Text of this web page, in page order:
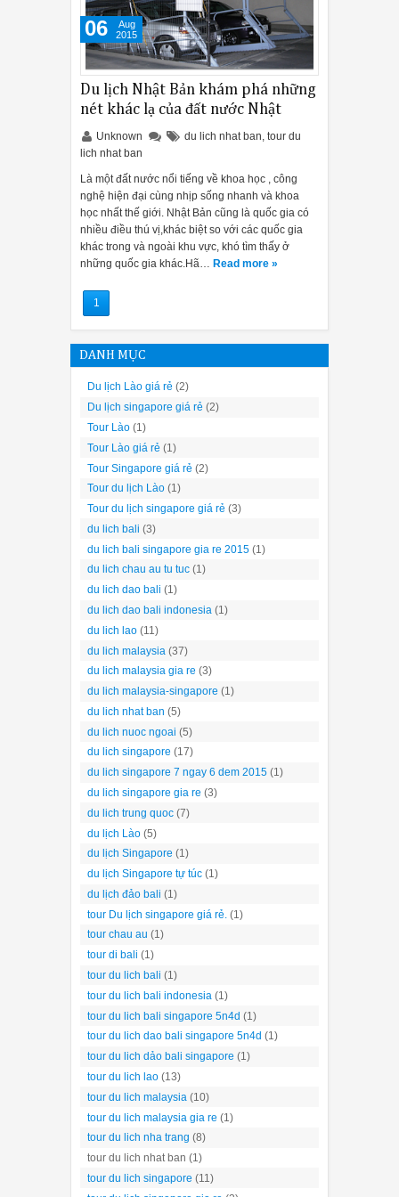
Du lịch Nhật Bản khám phá những
nét khác lạ của đất nước Nhật
Unknown du lich nhat ban, tour du
lich nhat ban
Là một đất nước nổi tiếng về khoa học , công
nghệ hiện đại cùng nhịp sống nhanh và khoa
học nhất thế giới. Nhật Bản cũng là quốc gia có
nhiều điều thú vị,khác biệt so với các quốc gia
khác trong và ngoài khu vực, khó tìm thấy ở
những quốc gia khác.Hã… Read more »
06
Aug
2015
1
DANH MỤC
Du lịch Lào giá rẻ (2)
Du lịch singapore giá rẻ (2)
Tour Lào (1)
Tour Lào giá rẻ (1)
Tour Singapore giá rẻ (2)
Tour du lịch Lào (1)
Tour du lịch singapore giá rẻ (3)
du lich bali (3)
du lich bali singapore gia re 2015 (1)
du lich chau au tu tuc (1)
du lich dao bali (1)
du lich dao bali indonesia (1)
du lich lao (11)
du lich malaysia (37)
du lich malaysia gia re (3)
du lich malaysia-singapore (1)
du lich nhat ban (5)
du lich nuoc ngoai (5)
du lich singapore (17)
du lich singapore 7 ngay 6 dem 2015 (1)
du lich singapore gia re (3)
du lich trung quoc (7)
du lịch Lào (5)
du lịch Singapore (1)
du lịch Singapore tự túc (1)
du lịch đảo bali (1)
tour Du lịch singapore giá rẻ. (1)
tour chau au (1)
tour di bali (1)
tour du lich bali (1)
tour du lich bali indonesia (1)
tour du lich bali singapore 5n4d (1)
tour du lich dao bali singapore 5n4d (1)
tour du lich dảo bali singapore (1)
tour du lich lao (13)
tour du lich malaysia (10)
tour du lich malaysia gia re (1)
tour du lich nha trang (8)
tour du lich nhat ban (1)
tour du lich singapore (11)